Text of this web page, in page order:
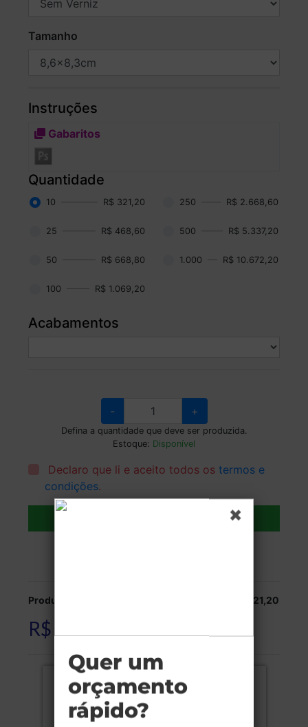
Tamanho
Instruções
Gabaritos
Quantidade
10 R$ 321,20 250 R$ 2.668,60
25 R$ 468,60 500 R$ 5.337,20
50 R$ 668,80 1.000 R$ 10.672,20
100 R$ 1.069,20
Acabamentos
- +
Defina a quantidade que deve ser produzida.
Estoque: Disponível
Declaro que li e aceito todos ostermos e
condições.
Produção: R$ 321,20
R$ 321,20